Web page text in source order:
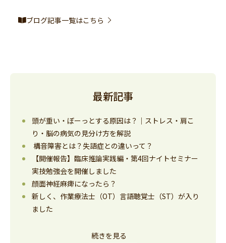
ブログ記事一覧はこちら
最新記事
頭が重い・ぼーっとする原因は？｜ストレス・肩こ
り・脳の病気の見分け方を解説
構音障害とは？失語症との違いって？
【開催報告】臨床推論実践編・第4回ナイトセミナー
実技勉強会を開催しました
顔面神経麻痺になったら？
新しく、作業療法士（OT）言語聴覚士（ST）が入り
ました
続きを見る